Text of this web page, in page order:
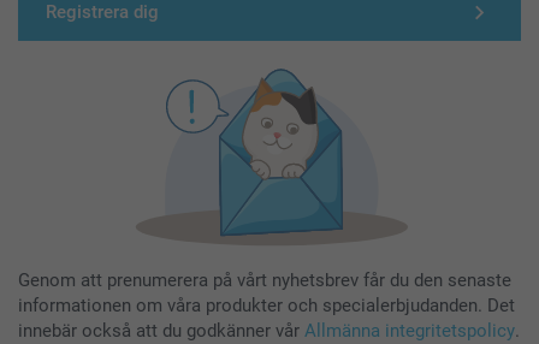
Registrera dig
Genom att prenumerera på vårt nyhetsbrev får du den senaste
informationen om våra produkter och specialerbjudanden. Det
innebär också att du godkänner vår Allmänna integritetspolicy.